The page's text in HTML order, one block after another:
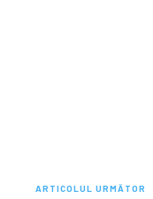
ARTICOLUL URMĂTOR